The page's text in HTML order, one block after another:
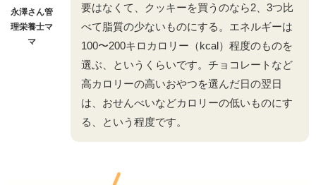
永澤さん管
理栄養士マ
マ
要はなくて、クッキーを買うのなら2、3つ比
べて脂質の少ないものにする。エネルギーは
100〜200キロカロリー（kcal）程度のものを
選ぶ、というくらいです。チョコレートなど
高カロリーの高いおやつを選んだ日の翌日
は、おせんべいなどカロリーの低いものにす
る、という程度です。